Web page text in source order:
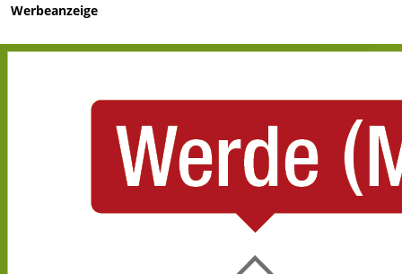
Werbeanzeige